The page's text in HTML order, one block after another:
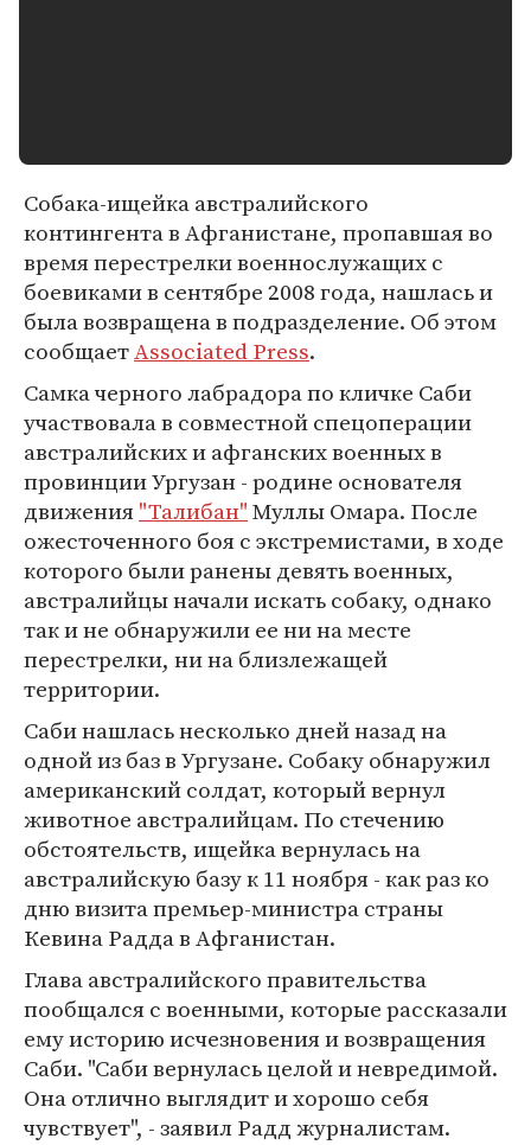
Собака-ищейка австралийского
контингента в Афганистане, пропавшая во
время перестрелки военнослужащих с
боевиками в сентябре 2008 года, нашлась и
была возвращена в подразделение. Об этом
сообщаетAssociated Press.
Самка черного лабрадора по кличке Саби
участвовала в совместной спецоперации
австралийских и афганских военных в
провинции Ургузан - родине основателя
движения"Талибан"Муллы Омара. После
ожесточенного боя с экстремистами, в ходе
которого были ранены девять военных,
австралийцы начали искать собаку, однако
так и не обнаружили ее ни на месте
перестрелки, ни на близлежащей
территории.
Саби нашлась несколько дней назад на
одной из баз в Ургузане. Собаку обнаружил
американский солдат, который вернул
животное австралийцам. По стечению
обстоятельств, ищейка вернулась на
австралийскую базу к 11 ноября - как раз ко
дню визита премьер-министра страны
Кевина Радда в Афганистан.
Глава австралийского правительства
пообщался с военными, которые рассказали
ему историю исчезновения и возвращения
Саби. "Саби вернулась целой и невредимой.
Она отлично выглядит и хорошо себя
чувствует", - заявил Радд журналистам.